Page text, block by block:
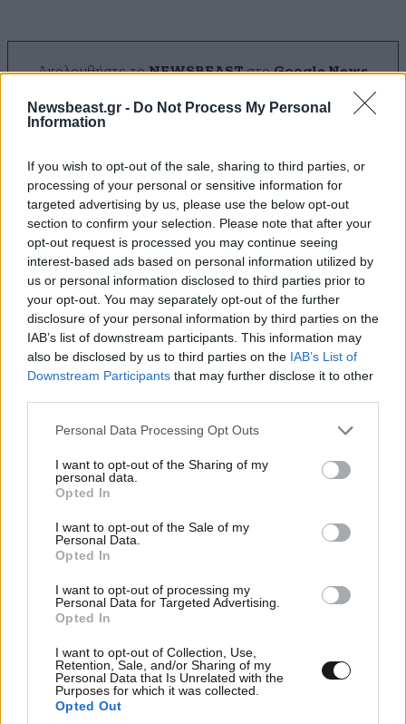
Newsbeast.gr - Do Not Process My Personal
Information
If you wish to opt-out of the sale, sharing to third parties, or
processing of your personal or sensitive information for
targeted advertising by us, please use the below opt-out
section to confirm your selection. Please note that after your
opt-out request is processed you may continue seeing
interest-based ads based on personal information utilized by
us or personal information disclosed to third parties prior to
your opt-out. You may separately opt-out of the further
disclosure of your personal information by third parties on the
IAB’s list of downstream participants. This information may
also be disclosed by us to third parties on the IAB’s List of
Downstream Participants that may further disclose it to other
Please note that this website/app uses one or more Google
not limited to your visit or usage behaviour. You may click to
grant or deny consent to Google and its third-party tags to
use your data for below specified purposes in below Google
consent section.
Personal Data Processing Opt Outs
I want to opt-out of the Sharing of my
personal data.
Opted In
I want to opt-out of the Sale of my
Personal Data.
Opted In
I want to opt-out of processing my
Personal Data for Targeted Advertising.
Opted In
I want to opt-out of Collection, Use,
Retention, Sale, and/or Sharing of my
Personal Data that Is Unrelated with the
Purposes for which it was collected.
Opted Out
Ακολουθήστε τοNEWSBEASTστοGoogle News
ΣΧΌΛΙΑ ΑΝΑΓΝΩΣΤΏΝ